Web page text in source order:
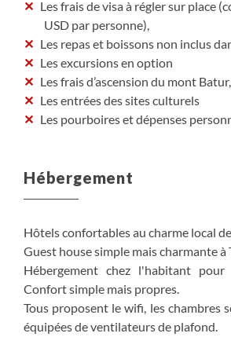
Les frais de visa à régler sur place
USD par personne),
Les repas et boissons non inclus
Les excursions en option
Les frais d’ascension du mont Batur,
Les entrées des sites culturels
Les pourboires et dépenses
Hébergement
Hôtels confortables au charme local
Guest house simple mais charmante à
Hébergement chez l'habitant
Confort simple mais propres.
Tous proposent le wifi, les chambres
équipées de ventilateurs de plafond.